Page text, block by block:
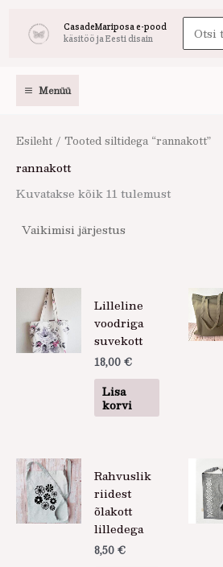
CasadeMariposa e-pood
käsitöö ja Eesti disain
Search
for:
Menüü
Esileht / Tooted siltidega “rannakott”
rannakott
Kuvatakse kõik 11 tulemust
Lilleline
voodriga
suvekott
18,00 €
Lisa
korvi
Rahvuslik
riidest
õlakott
lilledega
8,50 €